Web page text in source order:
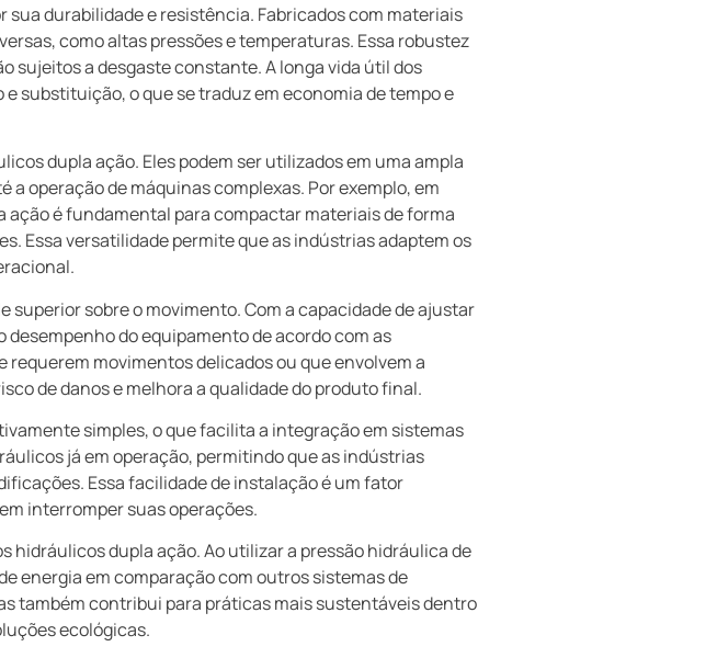
durabilidade e resistência. Fabricados com materiais
como altas pressões e temperaturas. Essa robustez
sujeitos a desgaste constante. A longa vida útil dos
substituição, o que se traduz em economia de tempo e
dupla ação. Eles podem ser utilizados em uma ampla
a operação de máquinas complexas. Por exemplo, em
ação é fundamental para compactar materiais de forma
Essa versatilidade permite que as indústrias adaptem os
sobre o movimento. Com a capacidade de ajustar
do equipamento de acordo com as
movimentos delicados ou que envolvem a
de danos e melhora a qualidade do produto final.
simples, o que facilita a integração em sistemas
já em operação, permitindo que as indústrias
Essa facilidade de instalação é um fator
interromper suas operações.
dupla ação. Ao utilizar a pressão hidráulica de
energia em comparação com outros sistemas de
também contribui para práticas mais sustentáveis dentro
ecológicas.